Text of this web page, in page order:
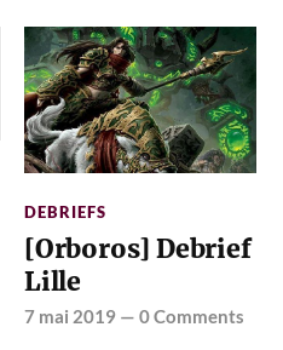
DEBRIEFS
[Orboros] Debrief
Lille
7 mai 2019 —0 Comments